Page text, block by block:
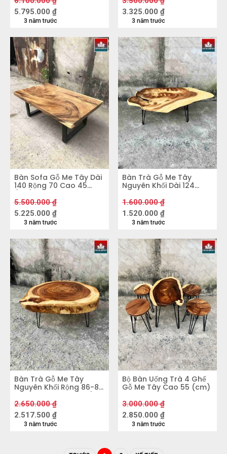
gỗ có rất nhiều kích cỡ khác nhau nên bạn
không cần lo lắng về việc nó có tương xứng với
3 năm trước
5.795.000 ₫
3 năm trước
3.325.000 ₫
Bàn Sofa Gỗ Me Tây Dài
140 Rộng 70 Cao 45
(cm)
3 năm trước
5.500.000₫
5.225.000 ₫
Bàn Trà Gỗ Me Tây
Nguyên Khối Dài 124
Rộng 67-45 Cao 45
(cm)
3 năm trước
1.600.000₫
1.520.000 ₫
Bàn Trà Gỗ Me Tây
Nguyên Khối Rộng 86-88
Dày 10,5 Cao 40 (cm)
3 năm trước
2.650.000₫
2.517.500 ₫
Bộ Bàn Uống Trà 4 Ghế
Gỗ Me Tây Cao 55 (cm)
3 năm trước
3.000.000₫
2.850.000 ₫